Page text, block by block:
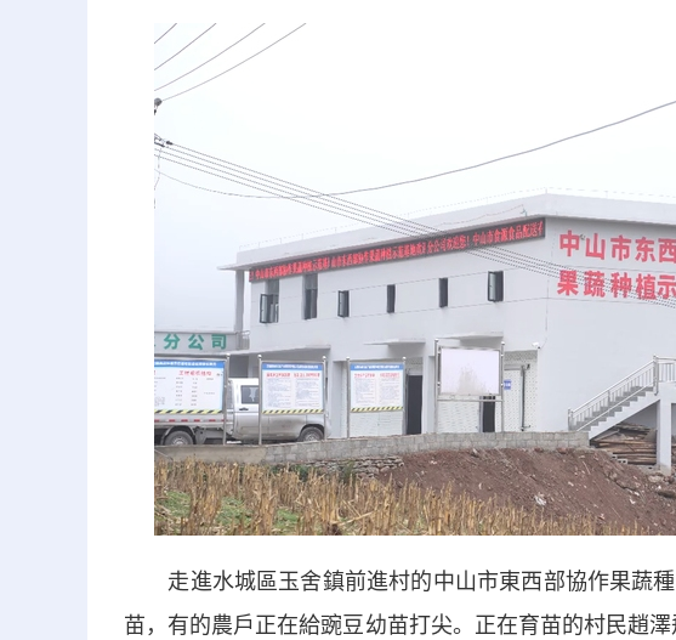
走進水城區玉舍鎮前進村的中山市東西部協作果蔬種
苗，有的農戶正在給豌豆幼苗打尖。正在育苗的村民趙